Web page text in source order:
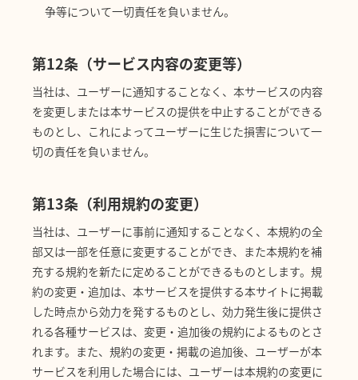
争等について一切責任を負いません。
第12条（サービス内容の変更等）
当社は、ユーザーに通知することなく、本サービスの内容
を変更しまたは本サービスの提供を中止することができる
ものとし、これによってユーザーに生じた損害について一
切の責任を負いません。
第13条（利用規約の変更）
当社は、ユーザーに事前に通知することなく、本規約の全
部又は一部を任意に変更することができ、また本規約を補
充する規約を新たに定めることができるものとします。規
約の変更・追加は、本サービスを提供する本サイトに掲載
した時点から効力を発するものとし、効力発生後に提供さ
れる各種サービスは、変更・追加後の規約によるものとさ
れます。また、規約の変更・掲載の追加後、ユーザーが本
サービスを利用した場合には、ユーザーは本規約の変更に